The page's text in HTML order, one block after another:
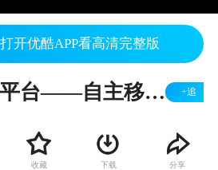
开优酷APP看高清完整版
定制开源教学平台——自主移动小车beatlebot +追
收藏 下载 分享